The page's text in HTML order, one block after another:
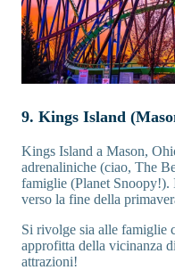
9. Kings Island
Kings Island a Mason,
adrenaliniche (ciao, The
famiglie (Planet
verso la fine della
Si rivolge sia alle famiglie
approfitta della vicinanza
attrazioni!